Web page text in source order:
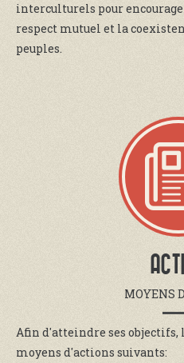
interculturels pour
respect mutuel et la
peuples.
MOYENS
Afin d'atteindre ses
moyens d'actions suivants: